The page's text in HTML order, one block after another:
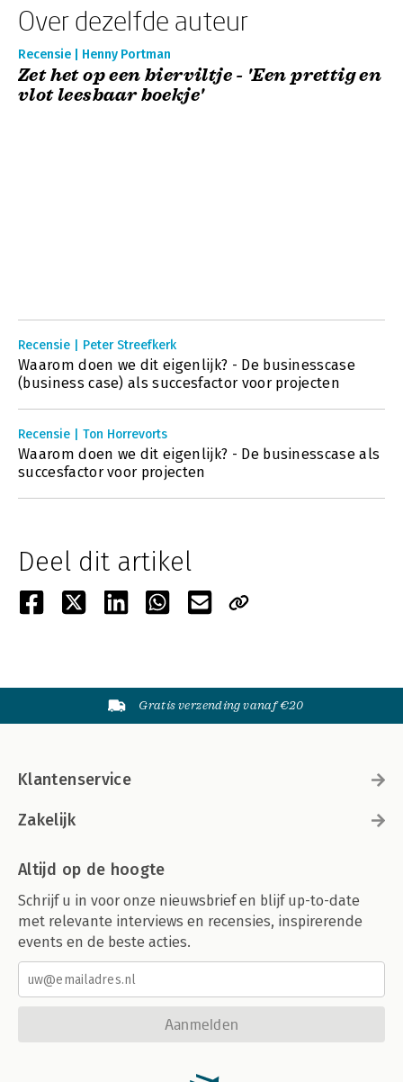
Over dezelfde auteur
Recensie | Henny Portman
Zet het op een bierviltje - 'Een prettig en
vlot leesbaar boekje'
Recensie | Peter Streefkerk
Waarom doen we dit eigenlijk? - De businesscase
(business case) als succesfactor voor projecten
Recensie | Ton Horrevorts
Waarom doen we dit eigenlijk? - De businesscase als
succesfactor voor projecten
Deel dit artikel
Gratis verzending vanaf €20
Klantenservice
Zakelijk
Altijd op de hoogte
Schrijf u in voor onze nieuwsbrief en blijf up-to-date
met relevante interviews en recensies, inspirerende
events en de beste acties.
Aanmelden